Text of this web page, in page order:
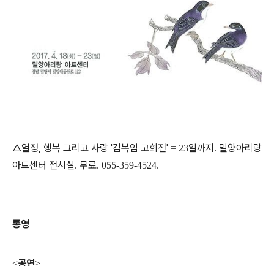
△열정, 행복 그리고 사랑 '김복임 고희전' = 23일까지 . 밀양아리랑
아트센터 전시실. 무료. 055-359-4524.
통영
<공연>